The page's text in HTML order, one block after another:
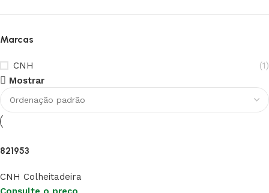
Marcas
CNH
(1)
Mostrar
821953
CNH Colheitadeira